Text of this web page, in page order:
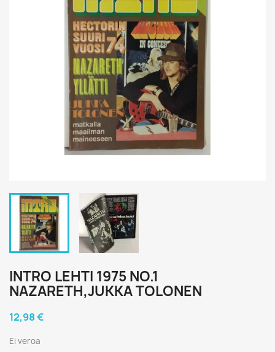
INTRO LEHTI 1975 NO.1
NAZARETH,JUKKA TOLONEN
12,98 €
Ei veroa